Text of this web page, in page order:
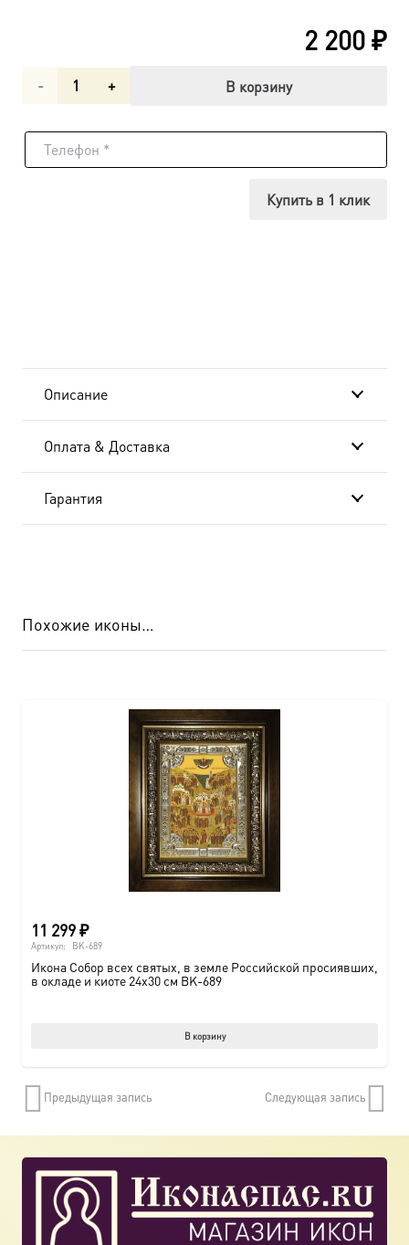
2 200₽
Количество
Успение
В корзину
Купить в 1 клик
Описание
Оплата & Доставка
Гарантия
Похожие иконы…
11 299₽
Артикул: BK-689
Икона Собор всех святых, в земле Российской просиявших,
в окладе и киоте 24х30 см BK-689
В корзину
Предыдущая запись Следующая запись